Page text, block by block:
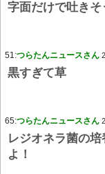
字面だけで吐きそ
51:つらたんニュースさん
黒すぎて草
65:つらたんニュースさん
レジオネラ菌の
よ！